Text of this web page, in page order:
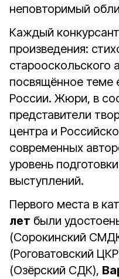
неповторимый
Каждый
произведения:
старооскольского
посвящённое теме
России. Жюри, в
представители
центра и
современных
уровень
выступлений.
Первого места в
лет были
(Сорокинский
(Роговатовский
(Озёрский СДК),